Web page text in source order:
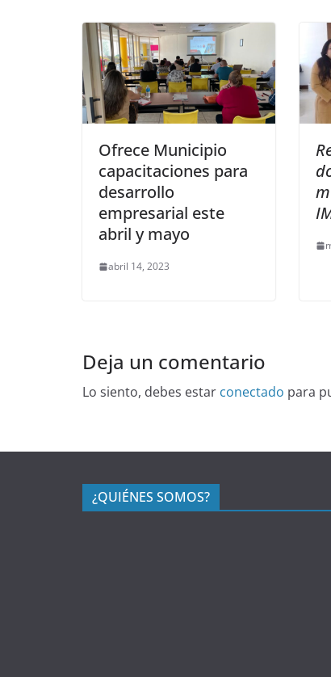
Ofrece Municipio
capacitaciones para
desarrollo
empresarial este
abril y mayo
abril 14, 2023
Deja un comentario
Lo siento, debes estar conectado para
¿QUIÉNES SOMOS?